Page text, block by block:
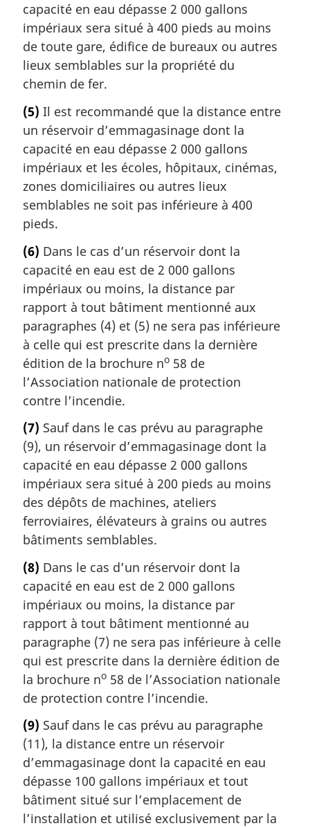
capacité en eau dépasse 2 000 gallons
impériaux sera situé à 400 pieds au moins
de toute gare, édifice de bureaux ou autres
lieux semblables sur la propriété du
chemin de fer.
(5) Il est recommandé que la distance entre
un réservoir d’emmagasinage dont la
capacité en eau dépasse 2 000 gallons
impériaux et les écoles, hôpitaux, cinémas,
zones domiciliaires ou autres lieux
semblables ne soit pas inférieure à 400
pieds.
(6) Dans le cas d’un réservoir dont la
capacité en eau est de 2 000 gallons
impériaux ou moins, la distance par
rapport à tout bâtiment mentionné aux
paragraphes (4) et (5) ne sera pas inférieure
à celle qui est prescrite dans la dernière
édition de la brochure no 58 de
l’Association nationale de protection
contre l’incendie.
(7) Sauf dans le cas prévu au paragraphe
(9), un réservoir d’emmagasinage dont la
capacité en eau dépasse 2 000 gallons
impériaux sera situé à 200 pieds au moins
des dépôts de machines, ateliers
ferroviaires, élévateurs à grains ou autres
bâtiments semblables.
(8) Dans le cas d’un réservoir dont la
capacité en eau est de 2 000 gallons
impériaux ou moins, la distance par
rapport à tout bâtiment mentionné au
paragraphe (7) ne sera pas inférieure à celle
qui est prescrite dans la dernière édition de
la brochure no 58 de l’Association nationale
de protection contre l’incendie.
(9) Sauf dans le cas prévu au paragraphe
(11), la distance entre un réservoir
d’emmagasinage dont la capacité en eau
dépasse 100 gallons impériaux et tout
bâtiment situé sur l’emplacement de
l’installation et utilisé exclusivement par la